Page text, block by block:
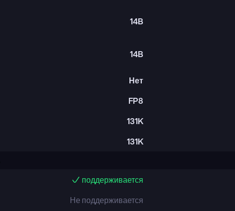
14B
14B
Нет
FP8
131K
131K
поддерживается
Не поддерживается